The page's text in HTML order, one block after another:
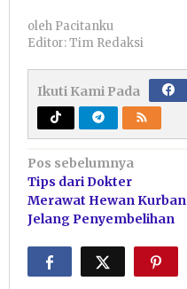
oleh Pacitanku
Editor: Tim Redaksi
Ikuti Kami Pada
Navigasi
pos
Pos sebelumnya
Tips dari Dokter
Merawat Hewan Kurban
Jelang Penyembelihan